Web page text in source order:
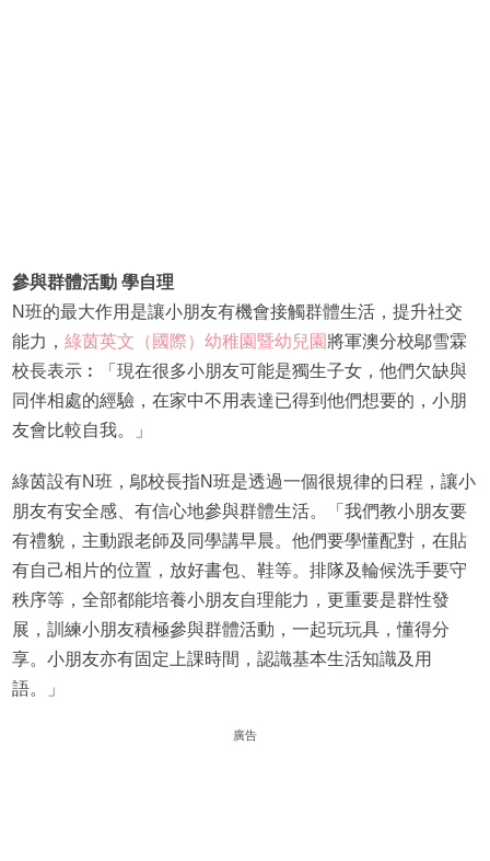
參與群體活動 學自理
N班的最大作用是讓小朋友有機會接觸群體生活，提升社交
能力， 綠茵英文（國際）幼稚園暨幼兒園 將軍澳分校鄔雪霖
校長表示︰「現在很多小朋友可能是獨生子女，他們欠缺與
同伴相處的經驗，在家中不用表達已得到他們想要的，小朋
友會比較自我。」
綠茵設有N班，鄔校長指N班是透過一個很規律的日程，讓小
朋友有安全感、有信心地參與群體生活。「我們教小朋友要
有禮貌，主動跟老師及同學講早晨。他們要學懂配對，在貼
有自己相片的位置，放好書包、鞋等。排隊及輪候洗手要守
秩序等，全部都能培養小朋友自理能力，更重要是群性發
展，訓練小朋友積極參與群體活動，一起玩玩具，懂得分
享。小朋友亦有固定上課時間，認識基本生活知識及用
語。」
廣告